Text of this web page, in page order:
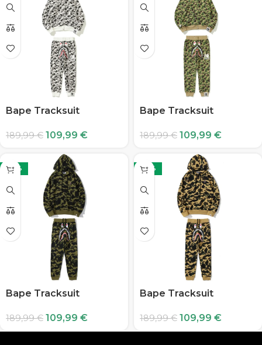
Bape Tracksuit
189,99€ 109,99 €
Bape Tracksuit
189,99€ 109,99 €
-42%
Bape Tracksuit
189,99€ 109,99 €
-42%
Bape Tracksuit
189,99€ 109,99 €